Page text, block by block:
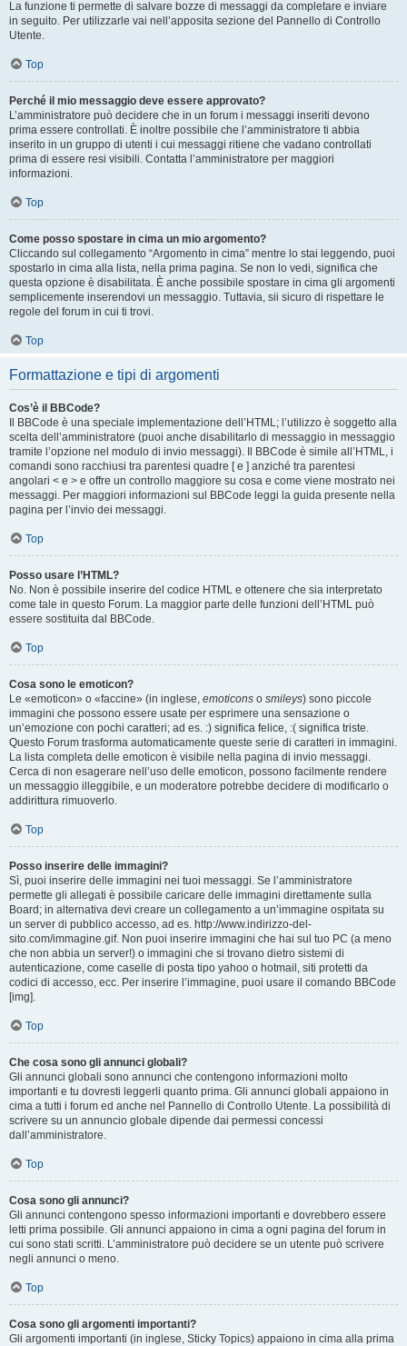
La funzione ti permette di salvare bozze di messaggi da completare e inviare
in seguito. Per utilizzarle vai nell’apposita sezione del Pannello di Controllo
Utente.
Top
Perché il mio messaggio deve essere approvato?
L’amministratore può decidere che in un forum i messaggi inseriti devono
prima essere controllati. È inoltre possibile che l’amministratore ti abbia
inserito in un gruppo di utenti i cui messaggi ritiene che vadano controllati
prima di essere resi visibili. Contatta l’amministratore per maggiori
informazioni.
Top
Come posso spostare in cima un mio argomento?
Cliccando sul collegamento “Argomento in cima” mentre lo stai leggendo, puoi
spostarlo in cima alla lista, nella prima pagina. Se non lo vedi, significa che
questa opzione è disabilitata. È anche possibile spostare in cima gli argomenti
semplicemente inserendovi un messaggio. Tuttavia, sii sicuro di rispettare le
regole del forum in cui ti trovi.
Top
Formattazione e tipi di argomenti
Cos’è il BBCode?
Il BBCode è una speciale implementazione dell’HTML; l’utilizzo è soggetto alla
scelta dell’amministratore (puoi anche disabilitarlo di messaggio in messaggio
tramite l’opzione nel modulo di invio messaggi). Il BBCode è simile all’HTML, i
comandi sono racchiusi tra parentesi quadre [ e ] anziché tra parentesi
angolari < e > e offre un controllo maggiore su cosa e come viene mostrato nei
messaggi. Per maggiori informazioni sul BBCode leggi la guida presente nella
pagina per l’invio dei messaggi.
Top
Posso usare l’HTML?
No. Non è possibile inserire del codice HTML e ottenere che sia interpretato
come tale in questo Forum. La maggior parte delle funzioni dell’HTML può
essere sostituita dal BBCode.
Top
Cosa sono le emoticon?
Le «emoticon» o «faccine» (in inglese, emoticons o smileys) sono piccole
immagini che possono essere usate per esprimere una sensazione o
un’emozione con pochi caratteri; ad es. :) significa felice, :( significa triste.
Questo Forum trasforma automaticamente queste serie di caratteri in immagini.
La lista completa delle emoticon è visibile nella pagina di invio messaggi.
Cerca di non esagerare nell’uso delle emoticon, possono facilmente rendere
un messaggio illeggibile, e un moderatore potrebbe decidere di modificarlo o
addirittura rimuoverlo.
Top
Posso inserire delle immagini?
Sì, puoi inserire delle immagini nei tuoi messaggi. Se l’amministratore
permette gli allegati è possibile caricare delle immagini direttamente sulla
Board; in alternativa devi creare un collegamento a un’immagine ospitata su
un server di pubblico accesso, ad es. http://www.indirizzo-del-
sito.com/immagine.gif. Non puoi inserire immagini che hai sul tuo PC (a meno
che non abbia un server!) o immagini che si trovano dietro sistemi di
autenticazione, come caselle di posta tipo yahoo o hotmail, siti protetti da
codici di accesso, ecc. Per inserire l’immagine, puoi usare il comando BBCode
[img].
Top
Che cosa sono gli annunci globali?
Gli annunci globali sono annunci che contengono informazioni molto
importanti e tu dovresti leggerli quanto prima. Gli annunci globali appaiono in
cima a tutti i forum ed anche nel Pannello di Controllo Utente. La possibilità di
scrivere su un annuncio globale dipende dai permessi concessi
dall’amministratore.
Top
Cosa sono gli annunci?
Gli annunci contengono spesso informazioni importanti e dovrebbero essere
letti prima possibile. Gli annunci appaiono in cima a ogni pagina del forum in
cui sono stati scritti. L’amministratore può decidere se un utente può scrivere
negli annunci o meno.
Top
Cosa sono gli argomenti importanti?
Gli argomenti importanti (in inglese, Sticky Topics) appaiono in cima alla prima